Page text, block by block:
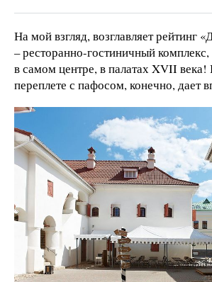
На мой взгляд, возглавляет рейтинг
– ресторанно-гостиничный
в самом центре, в палатах XVII века!
переплете с пафосом, конечно, дает